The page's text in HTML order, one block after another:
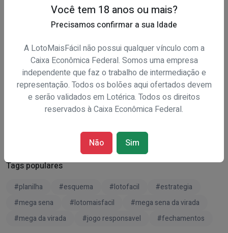
Post mais recente
Planilha de Estudo Dupla-Sena de
Pascoa 2026
06/08/2026 07:15:25
Tags populares
#planilha #esquema #lotofacil
#estrategia
#mega sena
#lotomaisfacil
#mega sena da virada
#mega da virada
#jogo responsavel #fechamentos
Você tem 18 anos ou mais?
Precisamos confirmar a sua Idade
A LotoMaisFácil não possui qualquer vínculo com a
Caixa Econômica Federal. Somos uma empresa
independente que faz o trabalho de intermediação e
representação. Todos os bolões aqui ofertados devem
e serão validados em Lotérica. Todos os direitos
reservados à Caixa Econômica Federal.
Não Sim